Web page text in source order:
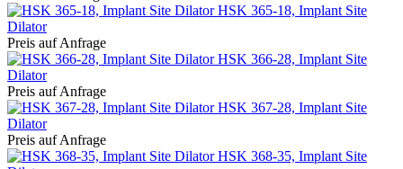
HSK 365-18, Implant Site
Dilator
Preis auf Anfrage
HSK 366-28, Implant Site
Dilator
Preis auf Anfrage
HSK 367-28, Implant Site
Dilator
Preis auf Anfrage
HSK 368-35, Implant Site